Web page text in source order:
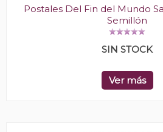
Postales Del Fin del Mundo
Semillón
SIN STOCK
Ver más